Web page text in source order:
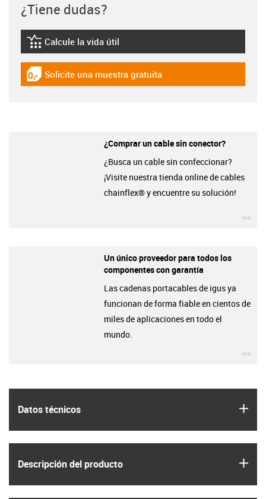
Datos técnicos
Descripción del producto
¿Tiene dudas?
igus-icon-lebensdauerrechner
Calcule la vida útil
igus-icon-gratismuster
Solicite una muestra gratuita
¿Comprar un cable sin conector?
¿Busca un cable sin confeccionar?
¡Visite nuestra tienda online de cables
chainflex® y encuentre su solución!
Un único proveedor para todos los
componentes con garantía
Las cadenas portacables de igus ya
funcionan de forma fiable en cientos de
miles de aplicaciones en todo el
mundo.